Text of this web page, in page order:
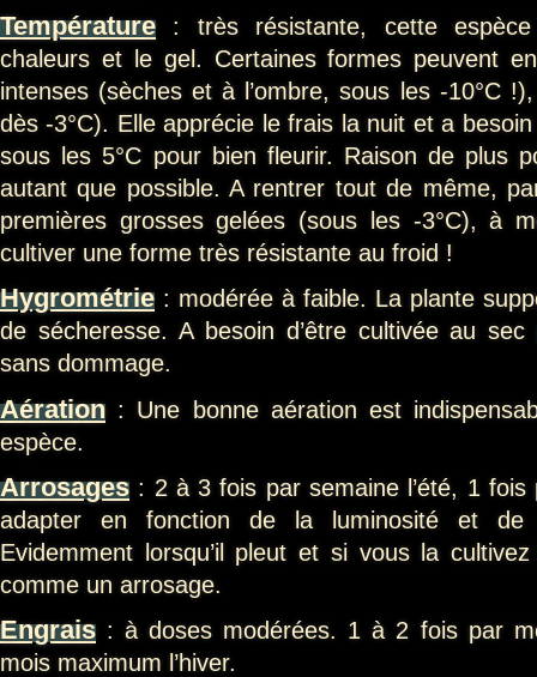
Température : très résistante, cette
chaleurs et le gel. Certaines formes peuvent
intenses (sèches et à l’ombre, sous les -10°C
dès -3°C). Elle apprécie le frais la nuit et a
sous les 5°C pour bien fleurir. Raison de plus
autant que possible. A rentrer tout de même,
premières grosses gelées (sous les -3°C), à
cultiver une forme très résistante au froid !
Hygrométrie : modérée à faible. La plante
de sécheresse. A besoin d’être cultivée au
sans dommage.
Aération : Une bonne aération est
espèce.
Arrosages : 2 à 3 fois par semaine l’été, 1 fois
adapter en fonction de la luminosité et de
Evidemment lorsqu’il pleut et si vous la
comme un arrosage.
Engrais : à doses modérées. 1 à 2 fois par
mois maximum l’hiver.